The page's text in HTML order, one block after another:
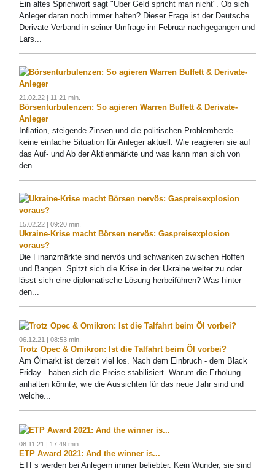
Ein altes Sprichwort sagt "Über Geld spricht man nicht". Ob sich
Anleger daran noch immer halten? Dieser Frage ist der Deutsche
Derivate Verband in seiner Umfrage im Februar nachgegangen und
Lars...
21.02.22 | 11:21 min.
Börsenturbulenzen: So agieren Warren Buffett & Derivate-
Anleger
Inflation, steigende Zinsen und die politischen Problemherde -
keine einfache Situation für Anleger aktuell. Wie reagieren sie auf
das Auf- und Ab der Aktienmärkte und was kann man sich von
den...
15.02.22 | 09:20 min.
Ukraine-Krise macht Börsen nervös: Gaspreisexplosion
voraus?
Die Finanzmärkte sind nervös und schwanken zwischen Hoffen
und Bangen. Spitzt sich die Krise in der Ukraine weiter zu oder
lässt sich eine diplomatische Lösung herbeiführen? Was hinter
den...
06.12.21 | 08:53 min.
Trotz Opec & Omikron: Ist die Talfahrt beim Öl vorbei?
Am Ölmarkt ist derzeit viel los. Nach dem Einbruch - dem Black
Friday - haben sich die Preise stabilisiert. Warum die Erholung
anhalten könnte, wie die Aussichten für das neue Jahr sind und
welche...
08.11.21 | 17:49 min.
ETP Award 2021: And the winner is...
ETFs werden bei Anlegern immer beliebter. Kein Wunder, sie sind